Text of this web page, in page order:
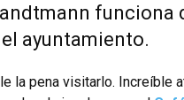
funciona
ayuntamiento.
la pena visitarlo. Increíble